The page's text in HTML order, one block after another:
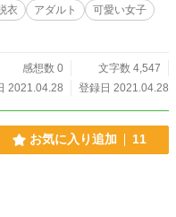
衣 アダルト
可愛い女子
感想数 0
文字数 4,547
2021.04.28
登録日 2021.04.28
お気に入り追加 11